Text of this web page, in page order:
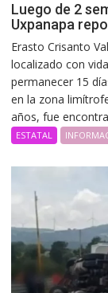
Luego de 2
Uxpanapa
Erasto Crisanto
localizado con
permanecer 15
en la zona
años, fue
ESTATAL